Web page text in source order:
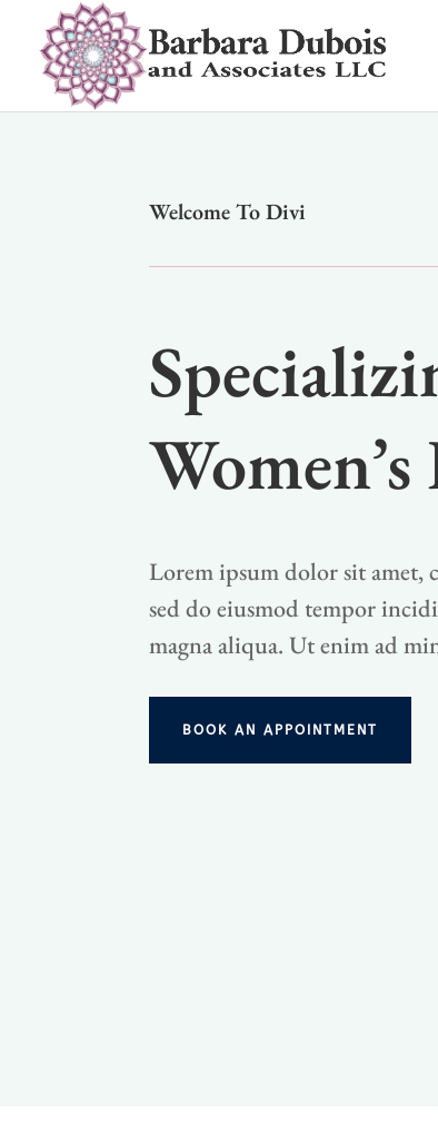
Welcome To Divi
Lorem ipsum dolor sit amet,
sed do eiusmod tempor
magna aliqua. Ut enim ad
BOOK AN APPOINTMENT